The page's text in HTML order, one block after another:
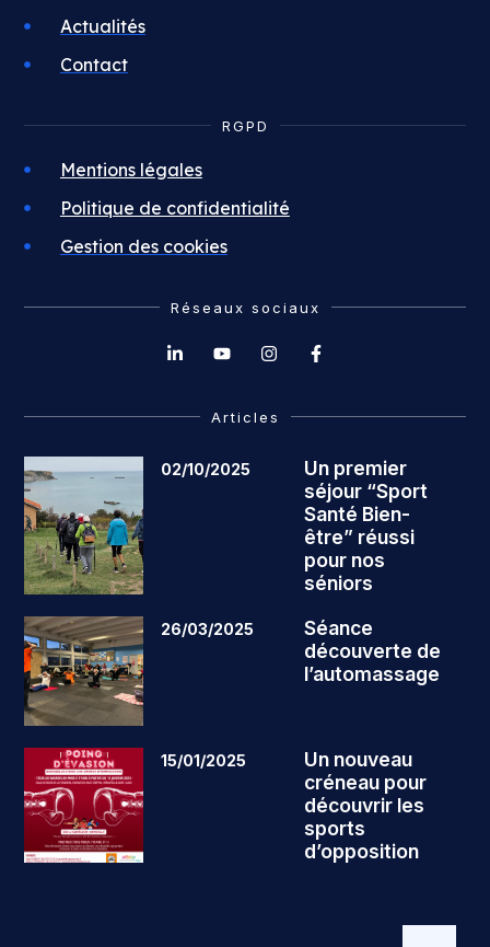
Actualités
Contact
RGPD
Mentions légales
Politique de confidentialité
Gestion des cookies
Réseaux sociaux
Articles
02/10/2025
Un premier
séjour “Sport
Santé Bien-
être” réussi
pour nos
séniors
26/03/2025
Séance
découverte de
l’automassage
15/01/2025
Un nouveau
créneau pour
découvrir les
sports
d’opposition